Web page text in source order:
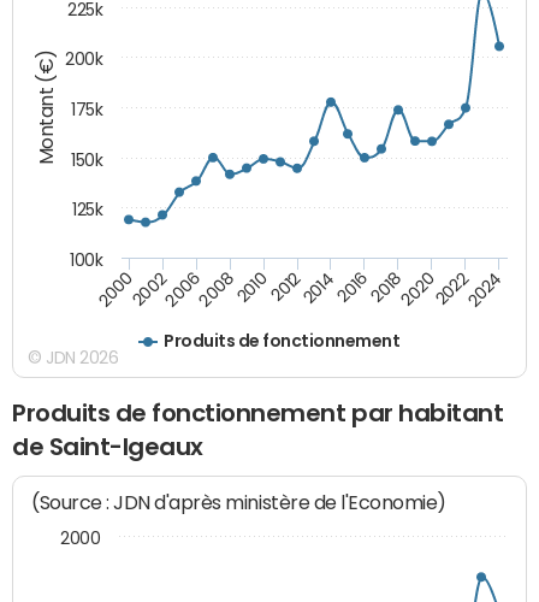
Montant (€)
Produits de fonctionnement
200020022006200820102012201420162018202020222024
100k
125k
150k
175k
200k
225k
© JDN 2026
Produits de fonctionnement par habitant
de Saint-Igeaux
(Source : JDN d'après ministère de l'Economie)
2000